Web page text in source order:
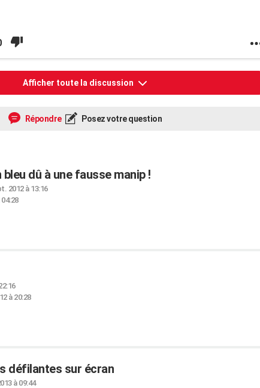
Afficher toute la discussion
Répondre Posez votre question
bleu dû à une fausse manip !
2012 à 13:16
04:28
à 20:28
défilantes sur écran
à 09:44